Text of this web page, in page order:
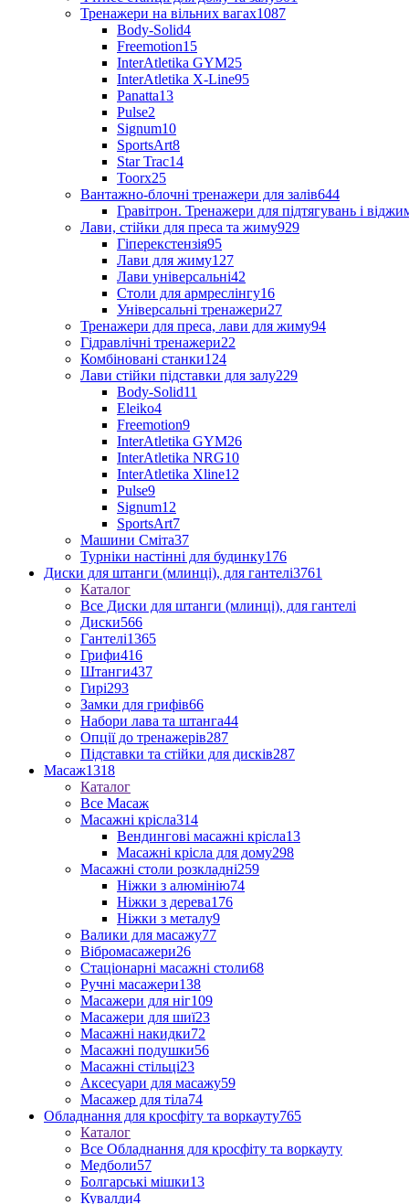
Тренажери на вільних вагах1087
Body-Solid4
Freemotion15
InterAtletika GYM25
InterAtletika X-Line95
Panatta13
Pulse2
Signum10
SportsArt8
Star Trac14
Toorx25
Вантажно-блочні тренажери для залів644
Гравітрон. Тренажери для підтягувань і
Лави, стійки для преса та жиму929
Гіперекстензія95
Лави для жиму127
Лави універсальні42
Столи для армреслінгу16
Універсальні тренажери27
Тренажери для преса, лави для жиму94
Гідравлічні тренажери22
Комбіновані станки124
Лави стійки підставки для залу229
Body-Solid11
Eleiko4
Freemotion9
InterAtletika GYM26
InterAtletika NRG10
InterAtletika Xline12
Pulse9
Signum12
SportsArt7
Машини Сміта37
Турніки настінні для будинку176
Диски для штанги (млинці), для гантелі3761
Каталог
Все Диски для штанги (млинці), для гантелі
Диски566
Гантелі1365
Грифи416
Штанги437
Гирі293
Замки для грифів66
Набори лава та штанга44
Опції до тренажерів287
Підставки та стійки для дисків287
Масаж1318
Каталог
Все Масаж
Масажні крісла314
Вендингові масажні крісла13
Масажні крісла для дому298
Масажні столи розкладні259
Ніжки з алюмінію74
Ніжки з дерева176
Ніжки з металу9
Валики для масажу77
Вібромасажери26
Стаціонарні масажні столи68
Ручні масажери138
Масажери для ніг109
Масажери для шиї23
Масажні накидки72
Масажні подушки56
Масажні стільці23
Аксесуари для масажу59
Масажер для тіла74
Обладнання для кросфіту та воркауту765
Каталог
Все Обладнання для кросфіту та воркауту
Медболи57
Болгарські мішки13
Кувалди4